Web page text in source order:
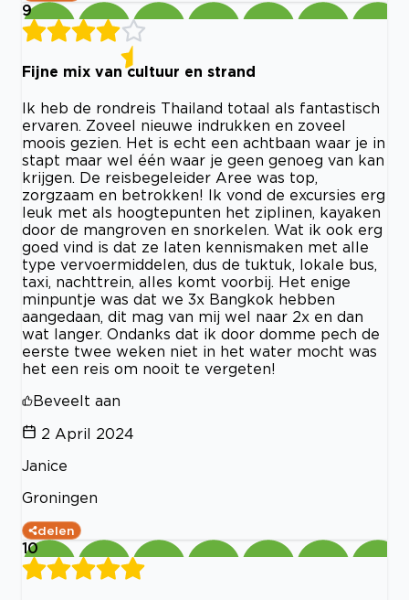
9
Fijne mix van cultuur en strand
Ik heb de rondreis Thailand totaal als fantastisch
ervaren. Zoveel nieuwe indrukken en zoveel
moois gezien. Het is echt een achtbaan waar je in
stapt maar wel één waar je geen genoeg van kan
krijgen. De reisbegeleider Aree was top,
zorgzaam en betrokken! Ik vond de excursies erg
leuk met als hoogtepunten het ziplinen, kayaken
door de mangroven en snorkelen. Wat ik ook erg
goed vind is dat ze laten kennismaken met alle
type vervoermiddelen, dus de tuktuk, lokale bus,
taxi, nachttrein, alles komt voorbij. Het enige
minpuntje was dat we 3x Bangkok hebben
aangedaan, dit mag van mij wel naar 2x en dan
wat langer. Ondanks dat ik door domme pech de
eerste twee weken niet in het water mocht was
het een reis om nooit te vergeten!
Beveelt aan
2 April 2024
Janice
Groningen
delen
10